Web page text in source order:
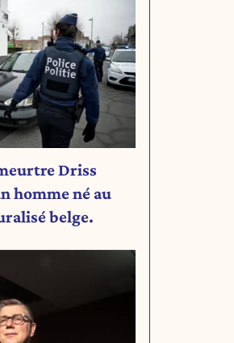
Driss
homme né au
belge.